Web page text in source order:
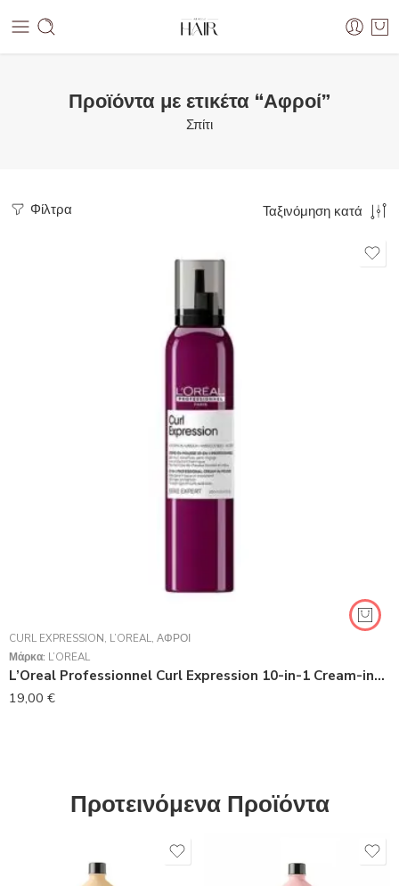
Προϊόντα με ετικέτα “Αφροί”
Σπίτι
Φίλτρα Ταξινόμηση κατά
CURL EXPRESSION, L’ORÉAL, ΑΦΡΟΊ
Μάρκα: L’ORÉAL
L’Oreal Professionnel Curl Expression 10-in-1 ​Cream-in-Mousse​ 250ml
19,00 €
Προτεινόμενα Προϊόντα